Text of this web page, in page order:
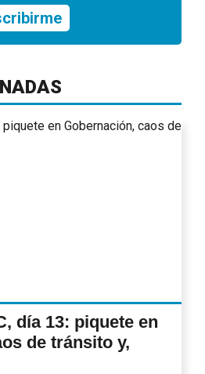
día 13: piquete en
de tránsito y,